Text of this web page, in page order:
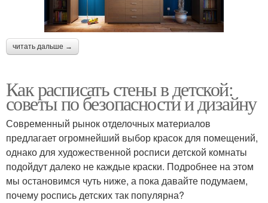
читать дальше →
Как расписать стены в детской:
советы по безопасности и дизайну
Современный рынок отделочных материалов
предлагает огромнейший выбор красок для помещений,
однако для художественной росписи детской комнаты
подойдут далеко не каждые краски. Подробнее на этом
мы остановимся чуть ниже, а пока давайте подумаем,
почему роспись детских так популярна?